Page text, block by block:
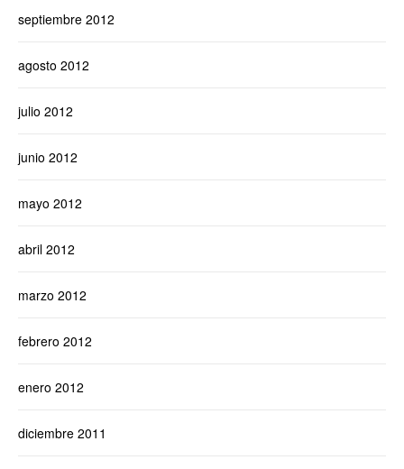
septiembre 2012
agosto 2012
julio 2012
junio 2012
mayo 2012
abril 2012
marzo 2012
febrero 2012
enero 2012
diciembre 2011